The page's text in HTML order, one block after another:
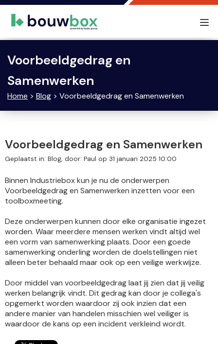
Voorbeeldgedrag en
Samenwerken
Home > Blog > Voorbeeldgedrag en Samenwerken
Voorbeeldgedrag en Samenwerken
Geplaatst in: Blog, door: Paul op 31 januari 2025 10:00
Binnen Industriebox kun je nu de onderwerpen
Voorbeeldgedrag en Samenwerken inzetten voor een
toolboxmeeting.
Deze onderwerpen kunnen door elke organisatie ingezet
worden. Waar meerdere mensen werken vindt altijd wel
een vorm van samenwerking plaats. Door een goede
samenwerking onderling worden de doelstellingen niet
alleen beter behaald maar ook op een veilige werkwijze.
Door middel van voorbeeldgedrag laat jij zien dat jij veilig
werken belangrijk vindt. Dit gedrag kan door je collega's
opgemerkt worden waardoor zij ook inzien dat een
andere manier van handelen misschien wel veiliger is
waardoor de kans op een incident verkleind wordt.